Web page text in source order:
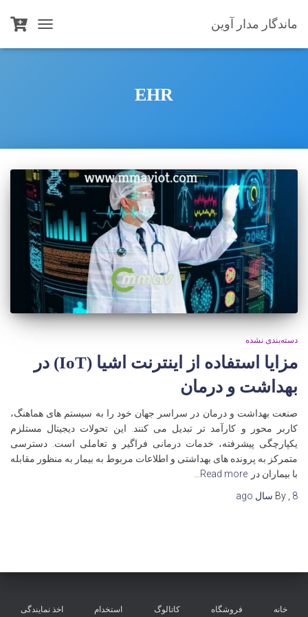
ماندگار مدار آوین
TOGGLE
NAVIGATION
EHR
دسته‌بندی نشده
مزایا استفاده از اینترنت اشیا (IoT) در
بهداشت و درمان
صنعت بهداشت و درمان در سراسر جهان خود را به سیستم های هماهنگ،
کاربر محور و کارآمد تر تبدیل می کنند. این تحولات دیجیتال مستلزم
یکپارچگی پیشرفته، خدمات درمانی فراگیر و تعاملی است. دسترسی
متمرکز به پرونده های بهداشتی و اطلاعات مربوط به بیمار به منظور مقابله
با بیماران در Read more…
By
8 سال
خانه فروشگاه کاتالوگ استخدام اخذ نمایندگی